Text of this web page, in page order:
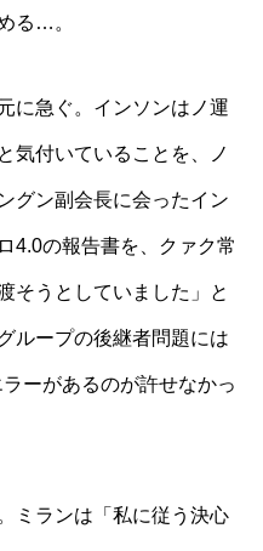
る…。
に急ぐ。インソンはノ運
気付いていることを、ノ
グン副会長に会ったイン
4.0の報告書を、クァク常
そうとしていました」と
ループの後継者問題には
ーがあるのが許せなかっ
ミランは「私に従う決心